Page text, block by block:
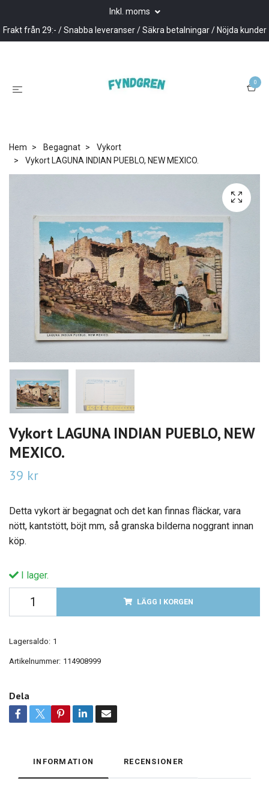
Inkl. moms
Frakt från 29:- / Snabba leveranser / Säkra betalningar / Nöjda kunder
0
Hem Begagnat
Vykort
Vykort LAGUNA INDIAN PUEBLO, NEW MEXICO.
Vykort LAGUNA INDIAN PUEBLO, NEW
MEXICO.
39 kr
Detta vykort är begagnat och det kan finnas fläckar, vara
nött, kantstött, böjt mm, så granska bilderna noggrant innan
köp.
I lager.
LÄGG I KORGEN
Lagersaldo: 1
Artikelnummer: 114908999
Dela
INFORMATION RECENSIONER